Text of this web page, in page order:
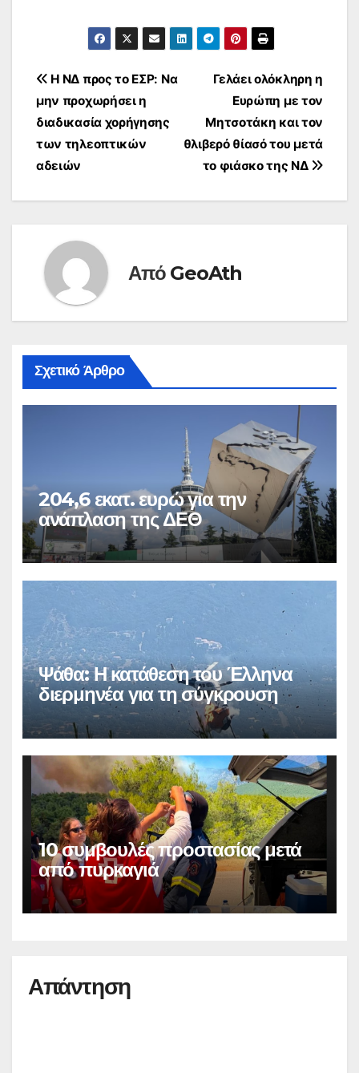
Πλοήγηση
άρθρων
Γελάει ολόκληρη η
Ευρώπη με τον
Μητσοτάκη και τον
θλιβερό θίασό του μετά
το φιάσκο της ΝΔ
Η ΝΔ προς το ΕΣΡ: Να
μην προχωρήσει η
διαδικασία χορήγησης
των τηλεοπτικών
αδειών
Από GeoAth
Σχετικό Άρθρο
204,6 εκατ. ευρώ για την
ανάπλαση της ΔΕΘ
Ψάθα: Η κατάθεση του Έλληνα
διερμηνέα για τη σύγκρουση
10 συμβουλές προστασίας μετά
από πυρκαγιά
Απάντηση